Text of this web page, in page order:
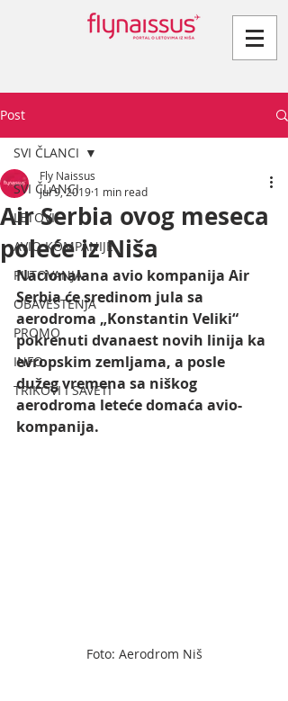
Post
SVI ČLANCI
LETOVI
AVIO KOMPANIJE
PUTOVANJA
OBAVEŠTENJA
PROMO
INFO
TRIKOVI I SAVETI
SVI ČLANCI
Air Serbia ovog meseca
poleće iz Niša
Fly Naissus
Jul 9, 2019 1 min read
Nacionalana avio kompanija Air
Serbia će sredinom jula sa
aerodroma „Konstantin Veliki“
pokrenuti dvanaest novih linija ka
evropskim zemljama, a posle
dužeg vremena sa niškog
aerodroma leteće domaća avio-
kompanija.
Foto: Aerodrom Niš